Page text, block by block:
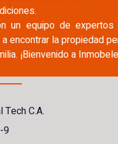
un equipo de
encontrar la propiedad
¡Bienvenido a
C.A.
9